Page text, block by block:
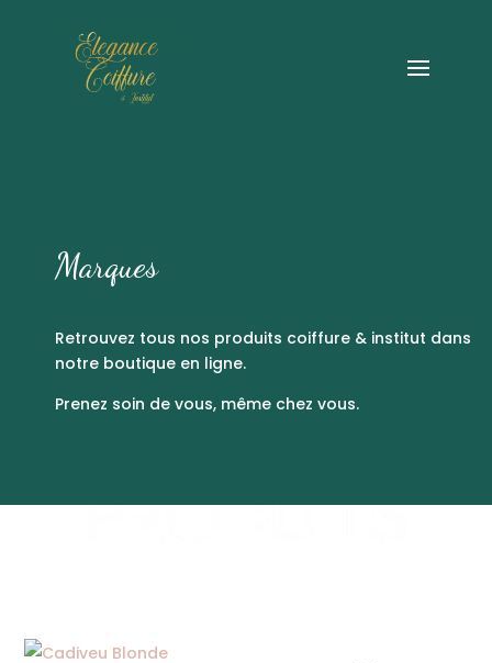
Marques
Retrouvez tous nos produits coiffure & institut dans
notre boutique en ligne.
Prenez soin de vous, même chez vous.